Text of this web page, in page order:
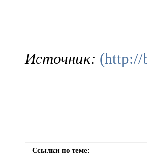
Источник: (http://
Ссылки по теме: